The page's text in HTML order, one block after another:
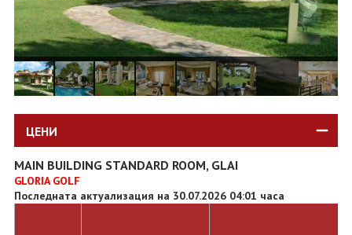
ПОСЛЕДВАЙТЕ НИ
ЦЕНИ
MAIN BUILDING STANDARD ROOM, GLAI
GLORIA GOLF
Последната актуализация на 30.07.2026 04:01 часа